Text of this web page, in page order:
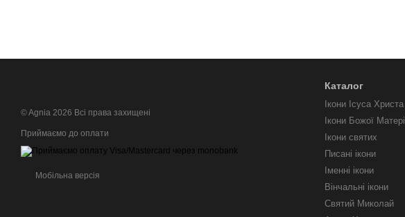
© Agnia 2026 Всі права захищені
Приймаємо до оплати
Мобільна версія
Каталог
Ікони Ісуса Христа
Ікони Божої Матері
Ікони святих
Писані ікони
Іменні ікони
Вінчальні ікони
Святий Миколай